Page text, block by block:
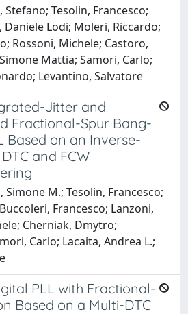
Stefano; Tesolin, Francesco;
Daniele Lodi; Moleri, Riccardo;
Rossoni, Michele; Castoro,
Mattia; Samori, Carlo;
Levantino, Salvatore
Jitter and
Fractional-Spur Bang-
Based on an Inverse-
and FCW
Simone M.; Tesolin, Francesco;
Francesco; Lanzoni,
Cherniak, Dmytro;
Carlo; Lacaita, Andrea L.;
PLL with Fractional-
Based on a Multi-DTC